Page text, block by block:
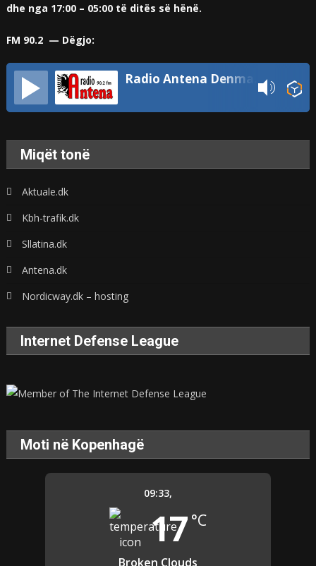
dhe nga 17:00 – 05:00 të ditës së hënë.
FM 90.2 — Dëgjo:
Radio Antena Denmark
Miqët tonë
Aktuale.dk
Kbh-trafik.dk
Sllatina.dk
Antena.dk
Nordicway.dk – hosting
Internet Defense League
Moti në Kopenhagë
09:33,
17 °C
Broken Clouds